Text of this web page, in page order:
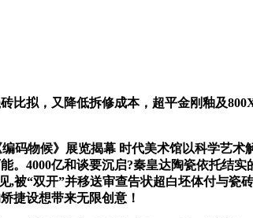
拟，又降低拆修成本，超平金刚釉及
物候》展览揭幕 时代美术馆以科学艺术
4000亿和谈要沉启?秦皇达陶瓷依托结实
,被“双开”并移送审查告状超白坯体付与瓷
捷设想带来无限创意！